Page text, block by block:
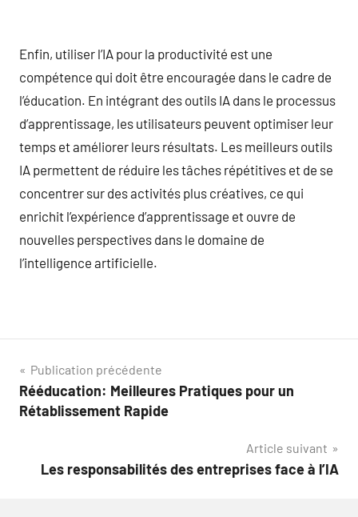
Enfin, utiliser l’IA pour la productivité est une
compétence qui doit être encouragée dans le cadre de
l’éducation. En intégrant des outils IA dans le processus
d’apprentissage, les utilisateurs peuvent optimiser leur
temps et améliorer leurs résultats. Les meilleurs outils
IA permettent de réduire les tâches répétitives et de se
concentrer sur des activités plus créatives, ce qui
enrichit l’expérience d’apprentissage et ouvre de
nouvelles perspectives dans le domaine de
l’intelligence artificielle.
Navigation
de
Publication précédente
Rééducation: Meilleures Pratiques pour un
Rétablissement Rapide
Article suivant
Les responsabilités des entreprises face à l’IA